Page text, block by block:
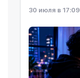
30 июля в 17:09